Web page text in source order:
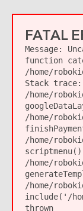
FATAL
Message:
function
/home/
Stack
/home/
/home/
/home/
/home/
/home/
include('/
thrown